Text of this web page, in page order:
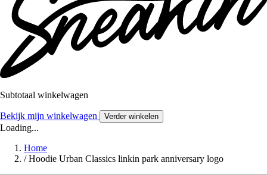
Subtotaal winkelwagen
Bekijk mijn winkelwagen Verder winkelen
Loading...
Home
/ Hoodie Urban Classics linkin park anniversary logo